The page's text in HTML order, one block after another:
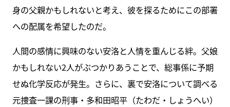
身の父親かもしれないと考え、彼を探るためにこの部署
への配属を希望したのだ。
人間の感情に興味のない安洛と人情を重んじる絆。父娘
かもしれない2人がぶつかりあうことで、総事係に予期
せぬ化学反応が発生。さらに、裏で安洛について調べる
元捜査一課の刑事・多和田昭平（たわだ・しょうへい）